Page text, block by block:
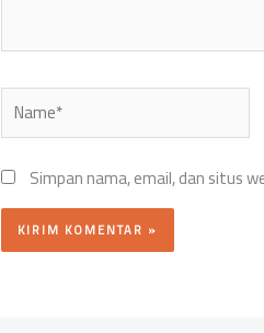
Name*
Simpan nama, email, dan situs